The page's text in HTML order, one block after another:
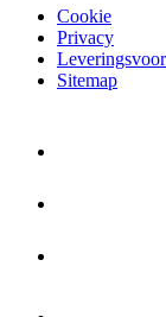
Cookie
Privacy
Sitemap